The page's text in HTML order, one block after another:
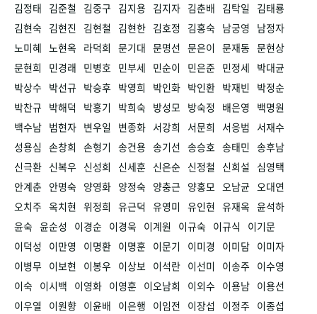
김정태 김준철 김중구 김지용 김지자 김춘배 김탁일
김태룡
김현숙 김현진 김현철 김현한 김호정 김홍숙 남궁영
남정자
노미혜 노현옥 라덕희 문기대 문명선 문은이 문재동 문현상
문현희
민경래 민병호 민부세 민순이 민은준 민정세 박대균
박상수 박선규 박승후 박영희 박인화 박인환 박재빈
박정순
박찬규 박해덕 박흥기 박희숙 방성모 방숙정 배은영
백명원
백수남 범현자 변우일 변종화 서강희 서문희 서응범
서재수
성용심 손창희 손형기 송건용 송기선 송승호 송태민 송후남
신극환 신복우 신성희 신세훈 신은순 신정철 신희설
심영택
안계춘 안명숙 양영화 양정숙 양충근 양홍모 오남균 오대연
오치주 옥치현 위정희 유근덕 유영미 유인현 유재옥 윤석하
윤숙 윤순성 이경순 이경욱 이계원 이규숙 이규식
이기문
이덕성
이만영 이명환 이명훈 이문기 이미경 이미담 이미자
이병무 이보현 이봉우 이상보 이석란 이선미 이송주 이수영
이숙 이시백 이영화 이영훈 이오남희 이외수 이용남 이용선
이우열
이원향 이윤배 이은행 이임전 이장섭 이정주 이종섭